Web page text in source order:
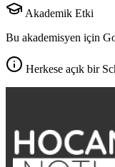
Akademik Etki
Bu akademisyen için
Herkese açık bir